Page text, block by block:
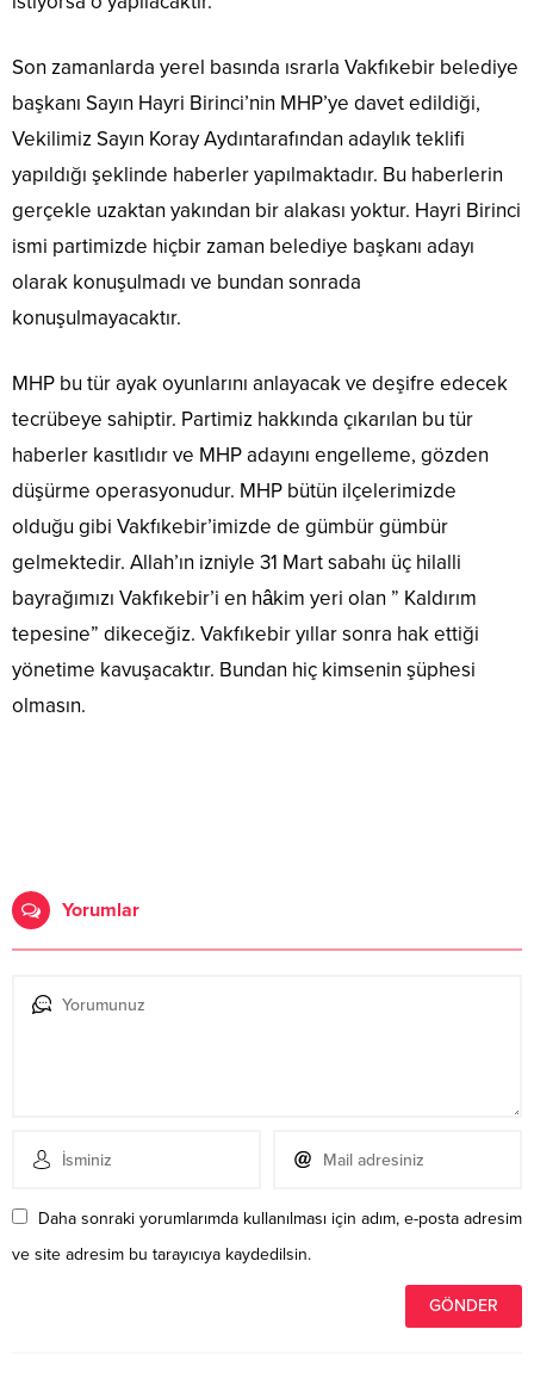
Son zamanlarda yerel basında ısrarla Vakfıkebir belediye
başkanı Sayın Hayri Birinci’nin MHP’ye davet edildiği,
Vekilimiz Sayın Koray Aydıntarafından adaylık teklifi
yapıldığı şeklinde haberler yapılmaktadır. Bu haberlerin
gerçekle uzaktan yakından bir alakası yoktur. Hayri Birinci
ismi partimizde hiçbir zaman belediye başkanı adayı
olarak konuşulmadı ve bundan sonrada
konuşulmayacaktır.
MHP bu tür ayak oyunlarını anlayacak ve deşifre edecek
tecrübeye sahiptir. Partimiz hakkında çıkarılan bu tür
haberler kasıtlıdır ve MHP adayını engelleme, gözden
düşürme operasyonudur. MHP bütün ilçelerimizde
olduğu gibi Vakfıkebir’imizde de gümbür gümbür
gelmektedir. Allah’ın izniyle 31 Mart sabahı üç hilalli
bayrağımızı Vakfıkebir’i en hâkim yeri olan ” Kaldırım
tepesine” dikeceğiz. Vakfıkebir yıllar sonra hak ettiği
yönetime kavuşacaktır. Bundan hiç kimsenin şüphesi
olmasın.
Yorumlar
Daha sonraki yorumlarımda kullanılması için adım, e-posta adresim
ve site adresim bu tarayıcıya kaydedilsin.